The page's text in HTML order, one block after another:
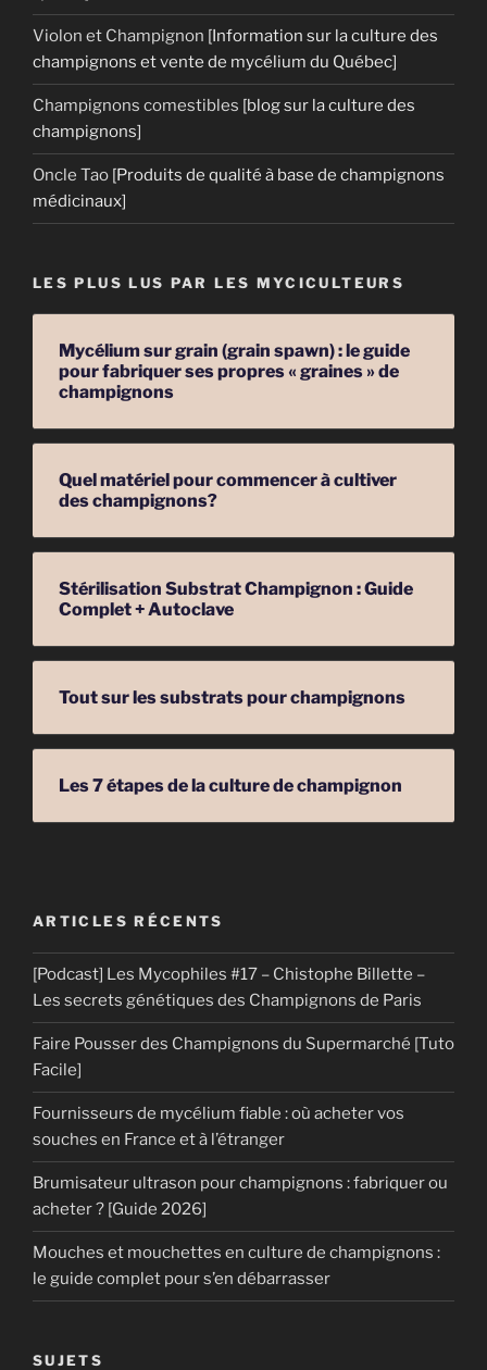
Violon et Champignon [Information sur la culture des
champignons et vente de mycélium du Québec]
Champignons comestibles [blog sur la culture des
champignons]
Oncle Tao [Produits de qualité à base de champignons
médicinaux]
LES PLUS LUS PAR LES MYCICULTEURS
Mycélium sur grain (grain spawn) : le guide
pour fabriquer ses propres « graines » de
champignons
Quel matériel pour commencer à cultiver
des champignons?
Stérilisation Substrat Champignon : Guide
Complet + Autoclave
Tout sur les substrats pour champignons
Les 7 étapes de la culture de champignon
ARTICLES RÉCENTS
[Podcast] Les Mycophiles #17 – Chistophe Billette –
Les secrets génétiques des Champignons de Paris
Faire Pousser des Champignons du Supermarché [Tuto
Facile]
Fournisseurs de mycélium fiable : où acheter vos
souches en France et à l’étranger
Brumisateur ultrason pour champignons : fabriquer ou
acheter ? [Guide 2026]
Mouches et mouchettes en culture de champignons :
le guide complet pour s’en débarrasser
SUJETS